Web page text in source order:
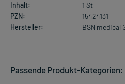
Inhalt:
1 St
PZN:
15424131
Hersteller:
BSN medical
Passende Produkt-Kategorien: